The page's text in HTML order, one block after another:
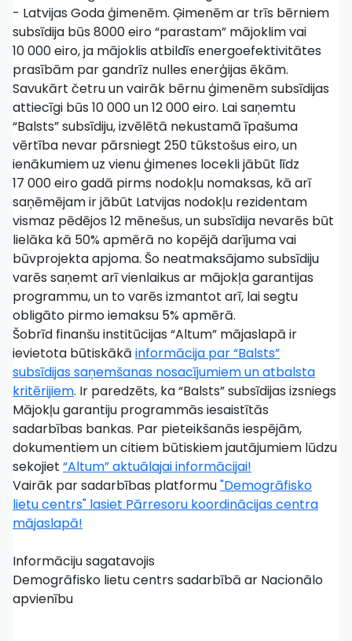
- Latvijas Goda ģimenēm. Ģimenēm ar trīs bērniem
subsīdija būs 8000 eiro “parastam” mājoklim vai
10 000 eiro, ja mājoklis atbildīs energoefektivitātes
prasībām par gandrīz nulles enerģijas ēkām.
Savukārt četru un vairāk bērnu ģimenēm subsīdijas
attiecīgi būs 10 000 un 12 000 eiro. Lai saņemtu
“Balsts” subsīdiju, izvēlētā nekustamā īpašuma
vērtība nevar pārsniegt 250 tūkstošus eiro, un
ienākumiem uz vienu ģimenes locekli jābūt līdz
17 000 eiro gadā pirms nodokļu nomaksas, kā arī
saņēmējam ir jābūt Latvijas nodokļu rezidentam
vismaz pēdējos 12 mēnešus, un subsīdija nevarēs būt
lielāka kā 50% apmērā no kopējā darījuma vai
būvprojekta apjoma. Šo neatmaksājamo subsīdiju
varēs saņemt arī vienlaikus ar mājokļa garantijas
programmu, un to varēs izmantot arī, lai segtu
obligāto pirmo iemaksu 5% apmērā.
Šobrīd finanšu institūcijas “Altum” mājaslapā ir
ievietota būtiskākā informācija par “Balsts”
subsīdijas saņemšanas nosacījumiem un atbalsta
kritērijiem. Ir paredzēts, ka “Balsts” subsīdijas izsniegs
Mājokļu garantiju programmās iesaistītās
sadarbības bankas. Par pieteikšanās iespējām,
dokumentiem un citiem būtiskiem jautājumiem lūdzu
sekojiet “Altum” aktuālajai informācijai!
Vairāk par sadarbības platformu"Demogrāfisko
lietu centrs" lasiet Pārresoru koordinācijas centra
mājaslapā!
Informāciju sagatavojis
Demogrāfisko lietu centrs sadarbībā ar Nacionālo
apvienību